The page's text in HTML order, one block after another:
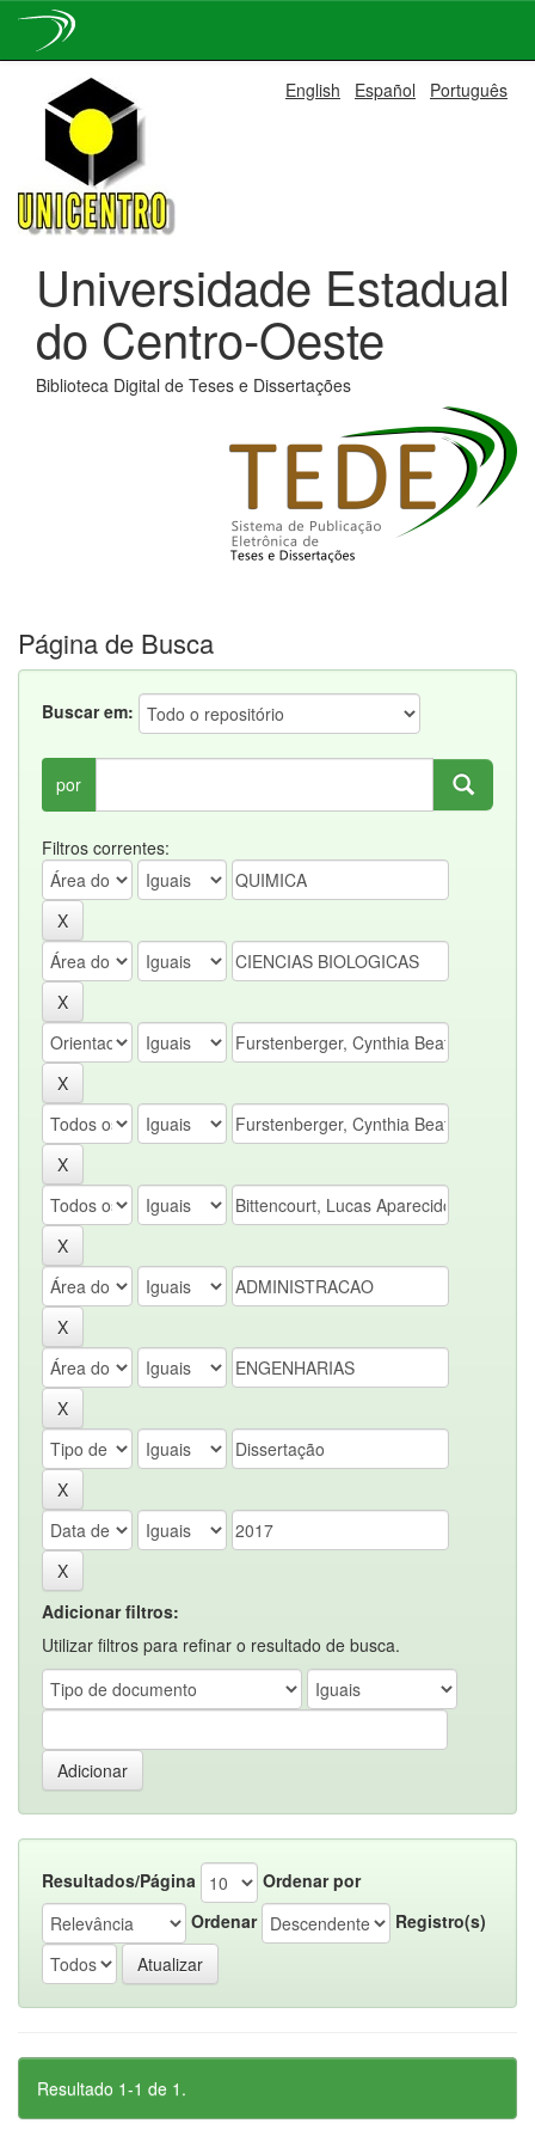
navigation
English Español Português
Universidade Estadual
do Centro-Oeste
Biblioteca Digital de Teses e Dissertações
Página de Busca
Buscar em:
por
Filtros correntes:
Adicionar filtros:
Utilizar filtros para refinar o resultado de busca.
Resultados/Página
Ordenar por
Ordenar
Registro(s)
Resultado 1-1 de 1.